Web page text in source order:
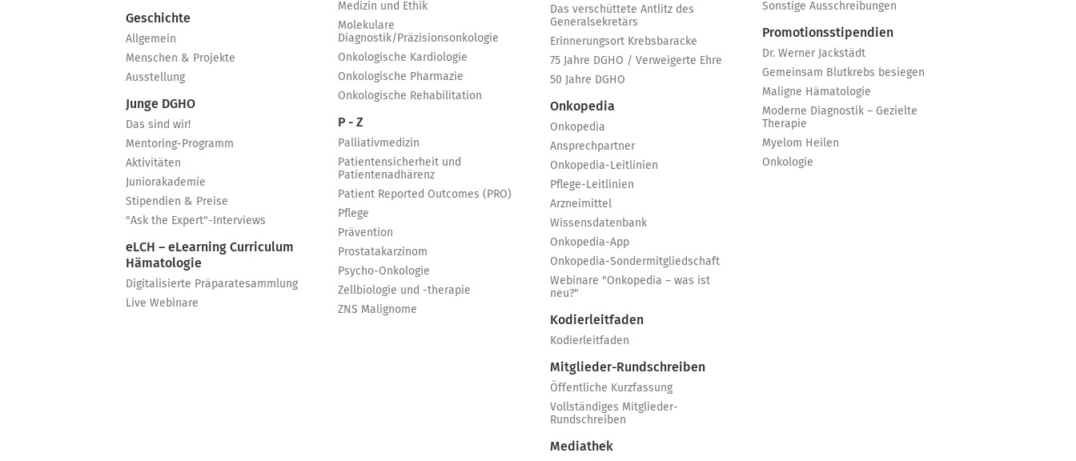
Geschichte
Allgemein
Menschen & Projekte
Ausstellung
Junge DGHO
Das sind wir!
Mentoring-Programm
Aktivitäten
Juniorakademie
Stipendien & Preise
"Ask the Expert"-Interviews
eLCH – eLearning Curriculum
Hämatologie
Digitalisierte Präparatesammlung
Live Webinare
Medizin und Ethik
Molekulare
Diagnostik/Präzisionsonkologie
Onkologische Kardiologie
Onkologische Pharmazie
Onkologische Rehabilitation
P - Z
Palliativmedizin
Patientensicherheit und
Patientenadhärenz
Patient Reported Outcomes (PRO)
Pflege
Prävention
Prostatakarzinom
Psycho-Onkologie
Zellbiologie und -therapie
ZNS Malignome
Das verschüttete Antlitz des
Generalsekretärs
Erinnerungsort Krebsbaracke
75 Jahre DGHO / Verweigerte Ehre
50 Jahre DGHO
Onkopedia
Onkopedia
Ansprechpartner
Onkopedia-Leitlinien
Pflege-Leitlinien
Arzneimittel
Wissensdatenbank
Onkopedia-App
Onkopedia-Sondermitgliedschaft
Webinare "Onkopedia – was ist
neu?"
Kodierleitfaden
Kodierleitfaden
Mitglieder-Rundschreiben
Öffentliche Kurzfassung
Vollständiges Mitglieder-
Rundschreiben
Mediathek
Sonstige Ausschreibungen
Promotionsstipendien
Dr. Werner Jackstädt
Gemeinsam Blutkrebs besiegen
Maligne Hämatologie
Moderne Diagnostik – Gezielte
Therapie
Myelom Heilen
Onkologie